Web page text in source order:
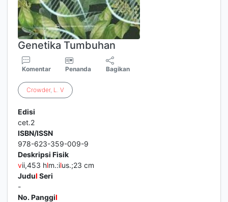
Genetika Tumbuhan
Komentar Penanda Bagikan
Crowder, L. V
Edisi
cet.2
ISBN/ISSN
978-623-359-009-9
Deskripsi Fisik
vii,453 hlm.:ilus.;23 cm
Judul Seri
-
No. Panggil